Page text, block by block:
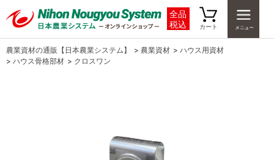
全品
税込
カート
農業資材の通販【日本農業システム】 > 農業資材 > ハウス用資材
> ハウス骨格部材 > クロスワン